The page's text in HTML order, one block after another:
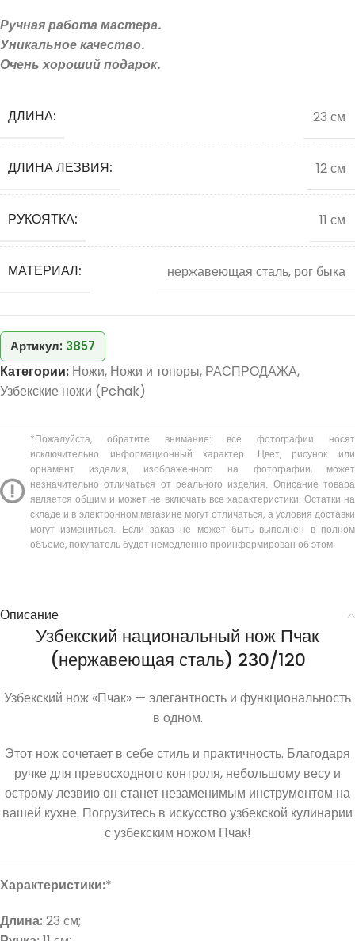
Ручная работа мастера.
Уникальное качество.
Очень хороший подарок.
ДЛИНА: 23 см
ДЛИНА ЛЕЗВИЯ: 12 см
РУКОЯТКА: 11 см
МАТЕРИАЛ: нержавеющая сталь, рог быка
Артикул: 3857
Категории: Ножи, Ножи и топоры, РАСПРОДАЖА,
Узбекские ножи (Pchak)
*Пожалуйста, обратите внимание: все фотографии носят
исключительно информационный характер. Цвет, рисунок или
орнамент изделия, изображенного на фотографии, может
незначительно отличаться от реального изделия. Описание товара
является общим и может не включать все характеристики. Остатки на
складе и в электронном магазине могут отличаться, а условия доставки
могут измениться. Если заказ не может быть выполнен в полном
объеме, покупатель будет немедленно проинформирован об этом.
Описание
Узбекский национальный нож Пчак
(нержавеющая сталь) 230/120
Узбекский нож «Пчак» — элегантность и функциональность
в одном.
Этот нож сочетает в себе стиль и практичность. Благодаря
ручке для превосходного контроля, небольшому весу и
острому лезвию он станет незаменимым инструментом на
вашей кухне. Погрузитесь в искусство узбекской кулинарии
с узбекским ножом Пчак!
Характеристики:*
Длина:23 см;